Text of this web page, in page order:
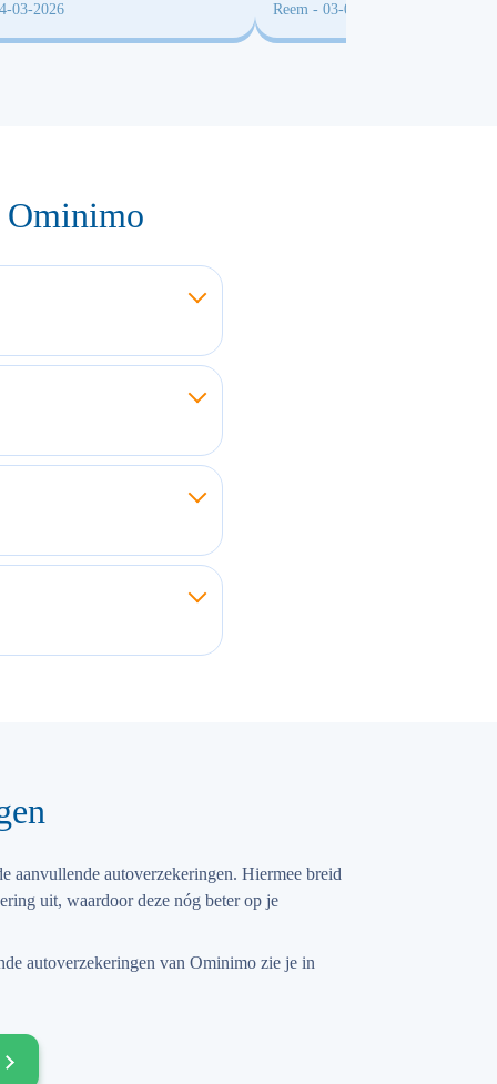
03-2026 Reem - 03-03-2026
Ominimo
aanvullende autoverzekeringen. Hiermee breid
uit, waardoor deze nóg beter op je
autoverzekeringen van Ominimo zie je in